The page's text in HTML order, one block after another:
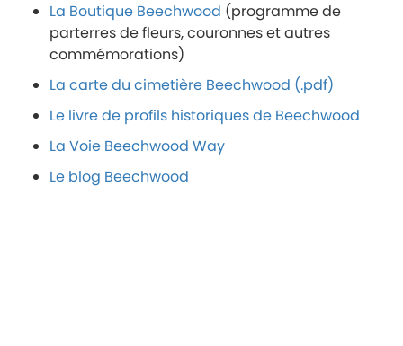
La Boutique Beechwood (programme de
parterres de fleurs, couronnes et autres
commémorations)
La carte du cimetière Beechwood (.pdf)
Le livre de profils historiques de Beechwood
La Voie Beechwood Way
Le blog Beechwood